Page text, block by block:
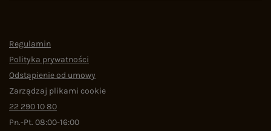
Regulamin
Polityka prywatności
Odstąpienie od umowy
Zarządzaj plikami cookie
22 290 10 80
Pn.-Pt. 08:00-16:00